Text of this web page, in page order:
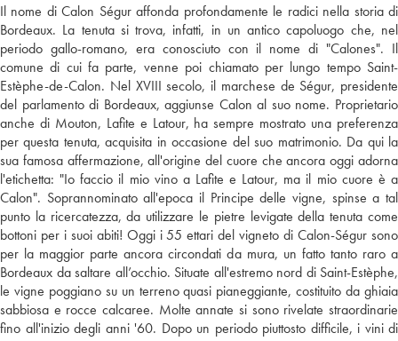
Il nome di Calon Ségur affonda profondamente le radici nella storia di
Bordeaux. La tenuta si trova, infatti, in un antico capoluogo che, nel
periodo gallo-romano, era conosciuto con il nome di "Calones". Il
comune di cui fa parte, venne poi chiamato per lungo tempo Saint-
Estèphe-de-Calon. Nel XVIII secolo, il marchese de Ségur, presidente
del parlamento di Bordeaux, aggiunse Calon al suo nome. Proprietario
anche di Mouton, Lafite e Latour, ha sempre mostrato una preferenza
per questa tenuta, acquisita in occasione del suo matrimonio. Da qui la
sua famosa affermazione, all'origine del cuore che ancora oggi adorna
l'etichetta: "Io faccio il mio vino a Lafite e Latour, ma il mio cuore è a
Calon". Soprannominato all'epoca il Principe delle vigne, spinse a tal
punto la ricercatezza, da utilizzare le pietre levigate della tenuta come
bottoni per i suoi abiti! Oggi i 55 ettari del vigneto di Calon-Ségur sono
per la maggior parte ancora circondati da mura, un fatto tanto raro a
Bordeaux da saltare all’occhio. Situate all'estremo nord di Saint-Estèphe,
le vigne poggiano su un terreno quasi pianeggiante, costituito da ghiaia
sabbiosa e rocce calcaree. Molte annate si sono rivelate straordinarie
fino all'inizio degli anni '60. Dopo un periodo piuttosto difficile, i vini di